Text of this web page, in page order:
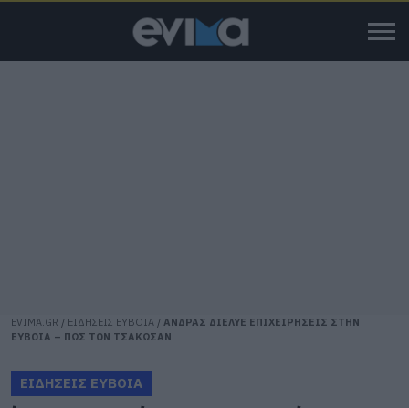
EVIMA.GR / ΕΙΔΗΣΕΙΣ ΕΥΒΟΙΑ / ΑΝΔΡΑΣ ΔΙΕΛΥΕ ΕΠΙΧΕΙΡΗΣΕΙΣ ΣΤΗΝ
ΕΥΒΟΙΑ – ΠΩΣ ΤΟΝ ΤΣΑΚΩΣΑΝ
ΕΙΔΗΣΕΙΣ ΕΥΒΟΙΑ